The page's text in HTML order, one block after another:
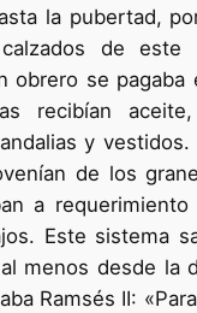
la pubertad,
calzados de este
obrero se pagaba
recibían aceite,
y vestidos.
de los
a requerimiento
Este sistema
menos desde la
Ramsés II: